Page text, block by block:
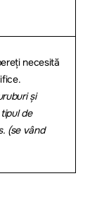
necesită
și
de
(se vând